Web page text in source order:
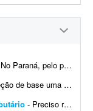
portal Empresa Fácil, era possível fazer o processo completo de abertura de empresa sem contador. Agora descobri que isso mudou: é preciso informar os da...
- Regime: Lucro Presumido - Custo para atender a 01 loja. Sistema de retaguarda: Albatros - Contabilidade: SJT. - CNPJ: 03...
- Preciso regularizar um CNPJ que está como INAPTO. Ele está parado há alguns meses e gostaria de avaliar se vale a pena regularizá-lo ou encerrá-lo. Além d...